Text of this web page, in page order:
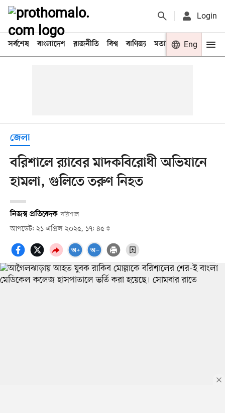
Login
সর্বশেষ বাংলাদেশ রাজনীতি বিশ্ব বাণিজ্য মতামত খেলা
Eng
জেলা
বরিশালে র‌্যাবের মাদকবিরোধী অভিযানে
হামলা, গুলিতে তরুণ নিহত
নিজস্ব প্রতিবেদক বরিশাল
আপডেট: ২১ এপ্রিল ২০২৫, ১৭: ৪৫